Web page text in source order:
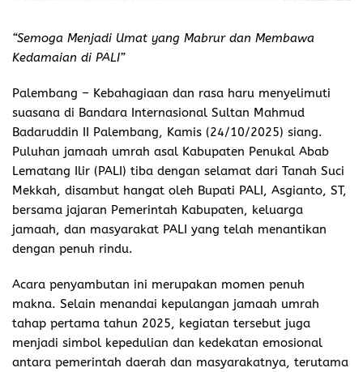
“Semoga Menjadi Umat yang Mabrur dan Membawa
Kedamaian di PALI”
Palembang – Kebahagiaan dan rasa haru menyelimuti
suasana di Bandara Internasional Sultan Mahmud
Badaruddin II Palembang, Kamis (24/10/2025) siang.
Puluhan jamaah umrah asal Kabupaten Penukal Abab
Lematang Ilir (PALI) tiba dengan selamat dari Tanah Suci
Mekkah, disambut hangat oleh Bupati PALI, Asgianto, ST,
bersama jajaran Pemerintah Kabupaten, keluarga
jamaah, dan masyarakat PALI yang telah menantikan
dengan penuh rindu.
Acara penyambutan ini merupakan momen penuh
makna. Selain menandai kepulangan jamaah umrah
tahap pertama tahun 2025, kegiatan tersebut juga
menjadi simbol kepedulian dan kedekatan emosional
antara pemerintah daerah dan masyarakatnya, terutama